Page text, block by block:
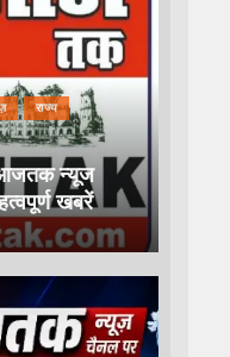
राज्य
न्यूज
खबरें